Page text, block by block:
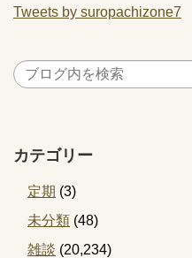
Tweets by suropachizone7
カテゴリー
定期 (3)
未分類 (48)
雑談 (20,234)